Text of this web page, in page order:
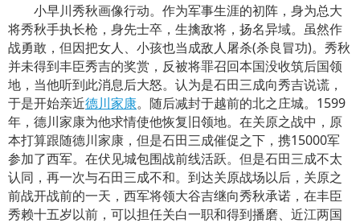
小早川秀秋画像行动。作为军事生涯的初阵，身为总大
将秀秋手执长枪，身先士卒，生擒敌将，扬名异域。虽然作
战勇敢，但因把女人、小孩也当成敌人屠杀(杀良冒功)。秀秋
并未得到丰臣秀吉的奖赏，反被将罪召回本国没收筑后国领
地，当他听到此消息后大怒。认为是石田三成向秀吉说谎，
于是开始亲近德川家康。随后减封于越前的北之庄城。1599
年，德川家康为他求情使他恢复旧领地。在关原之战中，原
本打算跟随德川家康，但是石田三成催促之下，携15000军
参加了西军。在伏见城包围战前线活跃。但是石田三成不太
认同，再一次与石田三成不和。到达关原战场以后，关原之
前战开战前的一天，西军将领大谷吉继向秀秋承诺，在丰臣
秀赖十五岁以前，可以担任关白一职和得到播磨、近江两国